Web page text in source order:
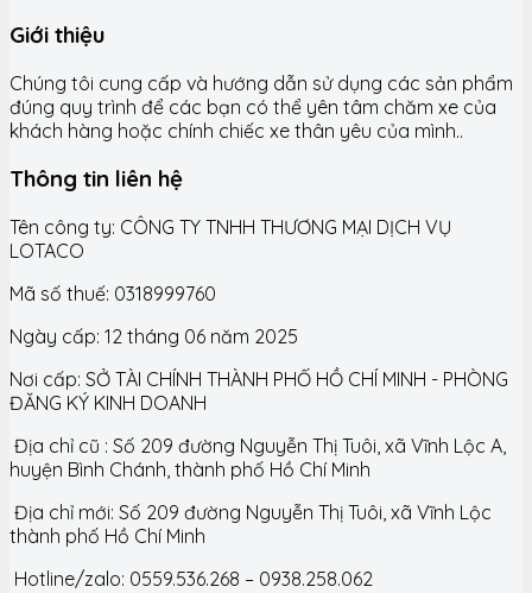
Giới thiệu
Chúng tôi cung cấp và hướng dẫn sử dụng các sản phẩm
đúng quy trình để các bạn có thể yên tâm chăm xe của
khách hàng hoặc chính chiếc xe thân yêu của mình..
Thông tin liên hệ
Tên công ty: CÔNG TY TNHH THƯƠNG MẠI DỊCH VỤ
LOTACO
Mã số thuế: 0318999760
Ngày cấp: 12 tháng 06 năm 2025
Nơi cấp: SỞ TÀI CHÍNH THÀNH PHỐ HỒ CHÍ MINH - PHÒNG
ĐĂNG KÝ KINH DOANH
Địa chỉ cũ : Số 209 đường Nguyễn Thị Tuôi, xã Vĩnh Lộc A,
huyện Bình Chánh, thành phố Hồ Chí Minh
Địa chỉ mới: Số 209 đường Nguyễn Thị Tuôi, xã Vĩnh Lộc
thành phố Hồ Chí Minh
Hotline/zalo: 0559.536.268 – 0938.258.062